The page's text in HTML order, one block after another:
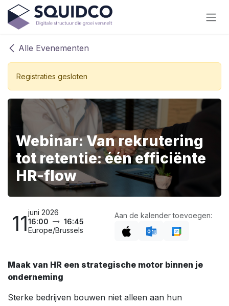
Overslaan naar inhoud
Alle Evenementen
Registraties gesloten
Webinar: Van rekrutering
tot retentie: één efficiënte
HR-flow
11juni 2026
16:00
16:45
Europe/Brussels
Aan de kalender toevoegen:
Maak van HR een strategische motor binnen je
onderneming
Sterke bedrijven bouwen niet alleen aan hun